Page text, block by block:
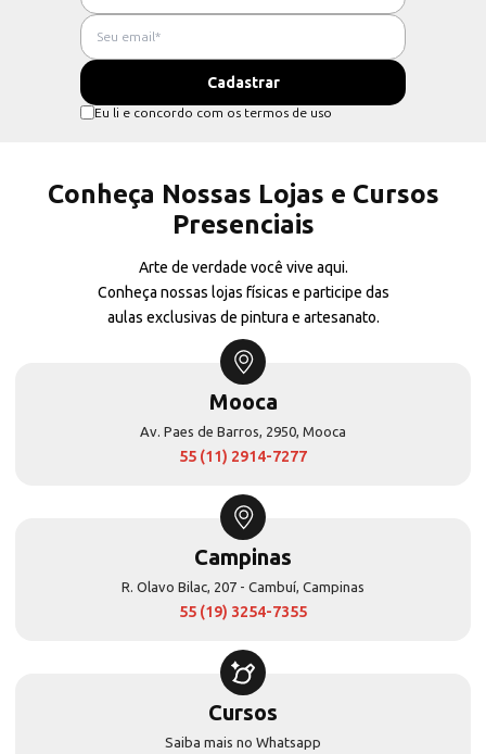
Eu li e concordo com os termos de uso
Conheça Nossas Lojas e Cursos
Presenciais
Arte de verdade você vive aqui.
Conheça nossas lojas físicas e participe das
aulas exclusivas de pintura e artesanato.
Mooca
Av. Paes de Barros, 2950, Mooca
55 (11) 2914-7277
Campinas
R. Olavo Bilac, 207 - Cambuí, Campinas
55 (19) 3254-7355
Cursos
Saiba mais no Whatsapp